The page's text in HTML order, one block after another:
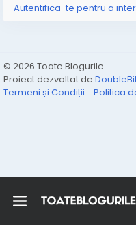
Autentifică-te pentru a
© 2026 Toate Blogurile
Proiect dezvoltat de
Termeni și Condiții
Politica